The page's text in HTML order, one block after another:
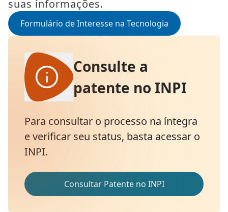
suas informações.
Formulário de Interesse na Tecnologia
Consulte a
patente no INPI
Para consultar o processo na íntegra
e verificar seu status, basta acessar o
INPI.
Consultar Patente no INPI